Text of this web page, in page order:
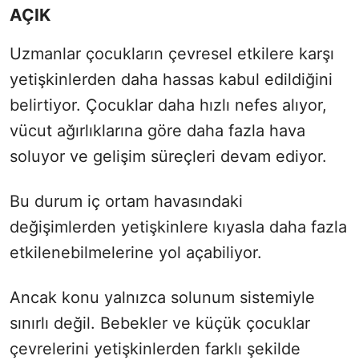
AÇIK
Uzmanlar çocukların çevresel etkilere karşı
yetişkinlerden daha hassas kabul edildiğini
belirtiyor. Çocuklar daha hızlı nefes alıyor,
vücut ağırlıklarına göre daha fazla hava
soluyor ve gelişim süreçleri devam ediyor.
Bu durum iç ortam havasındaki
değişimlerden yetişkinlere kıyasla daha fazla
etkilenebilmelerine yol açabiliyor.
Ancak konu yalnızca solunum sistemiyle
sınırlı değil. Bebekler ve küçük çocuklar
çevrelerini yetişkinlerden farklı şekilde